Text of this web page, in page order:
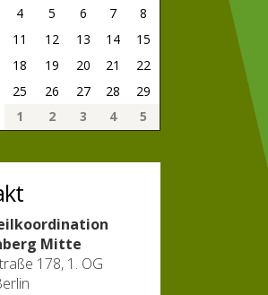
4 5 6 7
8
11 12 13 14
15
18 19 20 21
22
25 26 27 28
29
1 2 3 4 5
Mitte
178, 1. OG